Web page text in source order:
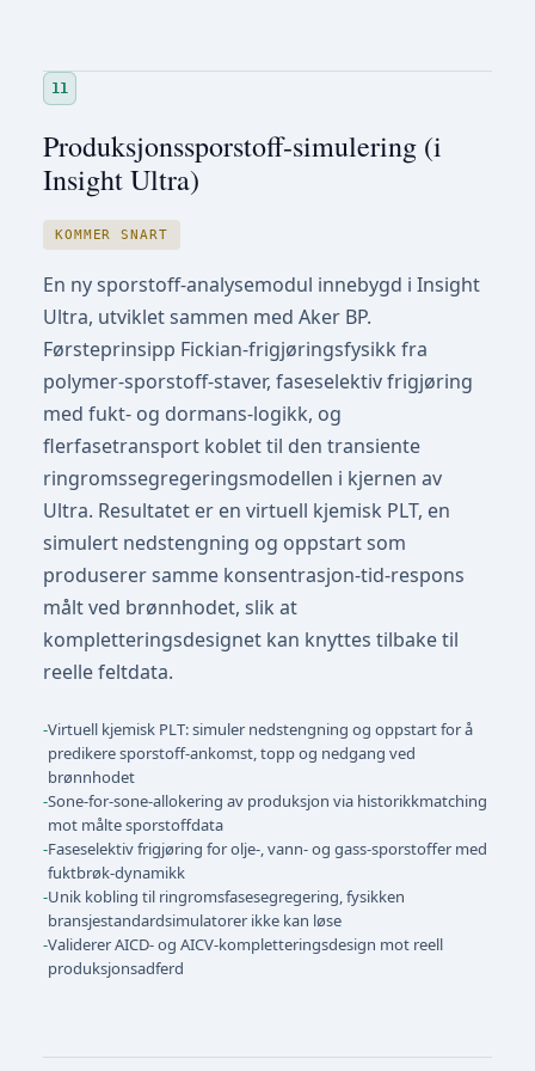
11
Produksjonssporstoff-simulering (i
Insight Ultra)
KOMMER SNART
En ny sporstoff-analysemodul innebygd i Insight
Ultra, utviklet sammen med Aker BP.
Førsteprinsipp Fickian-frigjøringsfysikk fra
polymer-sporstoff-staver, faseselektiv frigjøring
med fukt- og dormans-logikk, og
flerfasetransport koblet til den transiente
ringromssegregeringsmodellen i kjernen av
Ultra. Resultatet er en virtuell kjemisk PLT, en
simulert nedstengning og oppstart som
produserer samme konsentrasjon-tid-respons
målt ved brønnhodet, slik at
kompletteringsdesignet kan knyttes tilbake til
reelle feltdata.
-Virtuell kjemisk PLT: simuler nedstengning og oppstart for å
predikere sporstoff-ankomst, topp og nedgang ved
brønnhodet
-Sone-for-sone-allokering av produksjon via historikkmatching
mot målte sporstoffdata
-Faseselektiv frigjøring for olje-, vann- og gass-sporstoffer med
fuktbrøk-dynamikk
-Unik kobling til ringromsfasesegregering, fysikken
bransjestandardsimulatorer ikke kan løse
-Validerer AICD- og AICV-kompletteringsdesign mot reell
produksjonsadferd